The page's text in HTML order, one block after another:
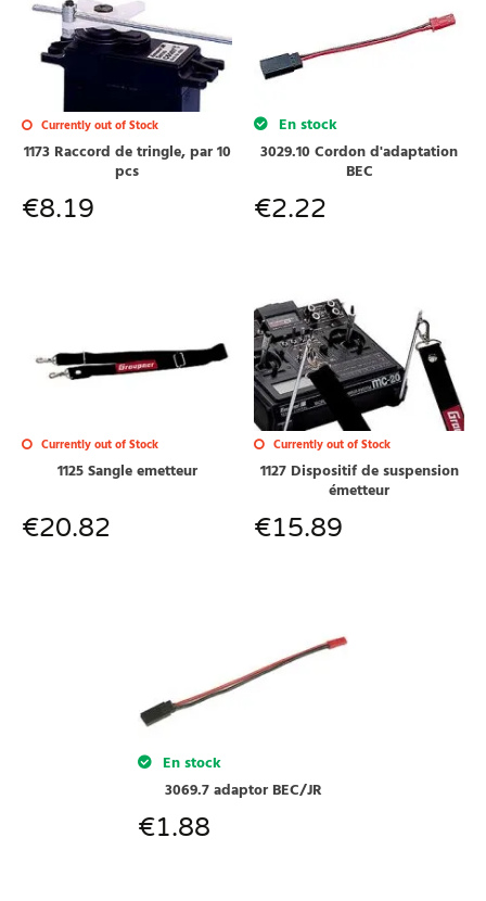
Currently out of Stock
1173 Raccord de tringle, par 10
pcs
€8.19
En stock
3029.10 Cordon d'adaptation
BEC
€2.22
Currently out of Stock
1125 Sangle emetteur
€20.82
Currently out of Stock
1127 Dispositif de suspension
émetteur
€15.89
En stock
3069.7 adaptor BEC/JR
€1.88